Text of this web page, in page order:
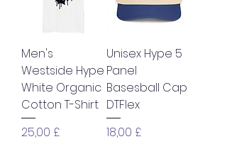
Men's
Westside Hype
White Organic
Cotton T-Shirt
Pris
25,00 £
Unisex Hype 5
Panel
Basesball Cap
DTFlex
Pris
18,00 £